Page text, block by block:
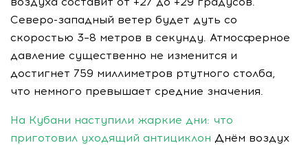
Северо-западный ветер будет дуть со
скоростью 3–8 метров в секунду. Атмосферное
давление существенно не изменится и
достигнет 759 миллиметров ртутного столба,
что немного превышает средние значения.
На Кубани наступили жаркие дни: что
приготовил уходящий антициклон Днём воздух